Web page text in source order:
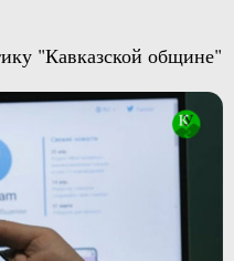
"Кавказской общине"